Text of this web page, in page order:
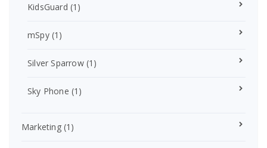
KidsGuard (1)
mSpy(1)
Silver Sparrow(1)
Sky Phone (1)
Marketing(1)